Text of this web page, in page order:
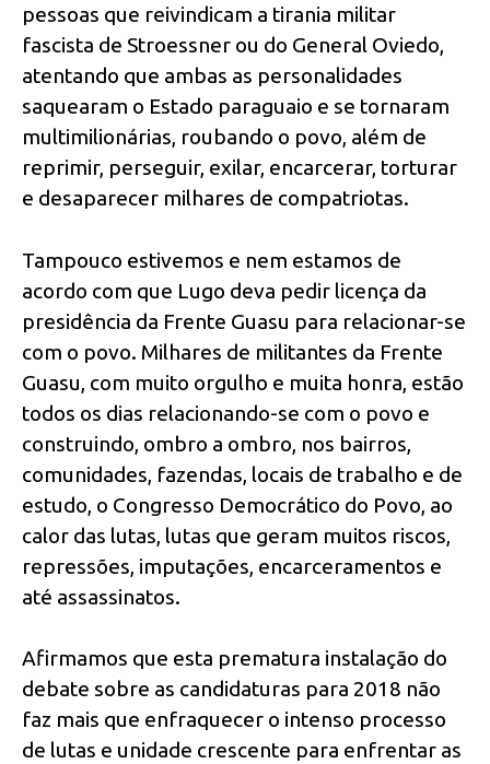
pessoas que reivindicam a tirania militar
fascista de Stroessner ou do General Oviedo,
atentando que ambas as personalidades
saquearam o Estado paraguaio e se tornaram
multimilionárias, roubando o povo, além de
reprimir, perseguir, exilar, encarcerar, torturar
e desaparecer milhares de compatriotas.
Tampouco estivemos e nem estamos de
acordo com que Lugo deva pedir licença da
presidência da Frente Guasu para relacionar-se
com o povo. Milhares de militantes da Frente
Guasu, com muito orgulho e muita honra, estão
todos os dias relacionando-se com o povo e
construindo, ombro a ombro, nos bairros,
comunidades, fazendas, locais de trabalho e de
estudo, o Congresso Democrático do Povo, ao
calor das lutas, lutas que geram muitos riscos,
repressões, imputações, encarceramentos e
até assassinatos.
Afirmamos que esta prematura instalação do
debate sobre as candidaturas para 2018 não
faz mais que enfraquecer o intenso processo
de lutas e unidade crescente para enfrentar as